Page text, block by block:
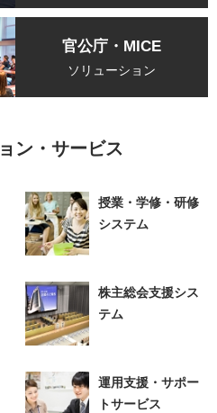
官公庁・MICE
ソリューション
ン・サービス
授業・学修・研修
システム
株主総会支援シス
テム
運用支援・サポー
トサービス